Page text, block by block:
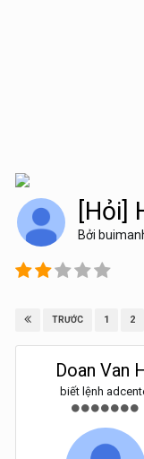
[Hỏi]
Bởi
TRƯỚC 1 2
Doan Van
biết lệnh